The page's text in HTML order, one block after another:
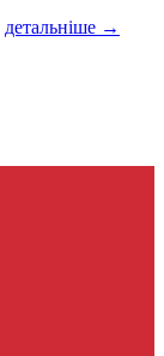
детальніше →